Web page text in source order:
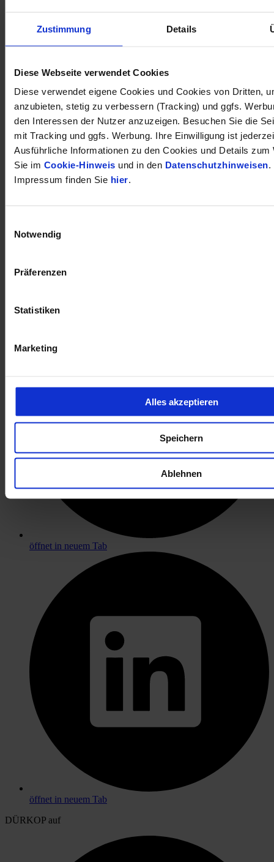
Zustimmung Details
Diese Webseite verwendet Cookies
Diese verwendet eigene Cookies und Cookies von Dritten,
anzubieten, stetig zu verbessern (Tracking) und ggfs.
den Interessen der Nutzer anzuzeigen. Besuchen Sie die
mit Tracking und ggfs. Werbung. Ihre Einwilligung ist
Ausführliche Informationen zu den Cookies und Details zum
Sie im Cookie-Hinweis und in den Datenschutzhinweisen.
Impressum finden Sie hier.
Notwendig
Präferenzen
Statistiken
Marketing
Alles akzeptieren
Speichern
Ablehnen
öffnet in neuem Tab
öffnet in neuem Tab
DÜRKOP auf